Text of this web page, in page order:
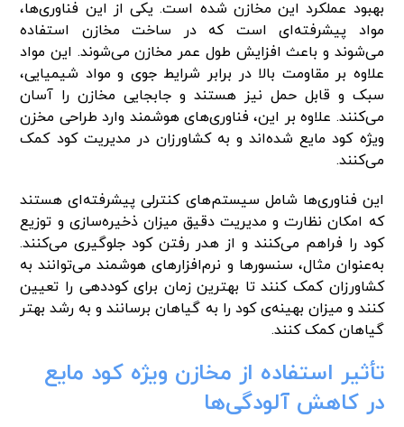
بهبود عملکرد این مخازن شده است. یکی از این فناوری‌ها،
مواد پیشرفته‌ای است که در ساخت مخازن استفاده
می‌شوند و باعث افزایش طول عمر مخازن می‌شوند. این مواد
علاوه بر مقاومت بالا در برابر شرایط جوی و مواد شیمیایی،
سبک و قابل حمل نیز هستند و جابجایی مخازن را آسان
می‌کنند. علاوه بر این، فناوری‌های هوشمند وارد طراحی مخزن
ویژه کود مایع شده‌اند و به کشاورزان در مدیریت کود کمک
می‌کنند.
این فناوری‌ها شامل سیستم‌های کنترلی پیشرفته‌ای هستند
که امکان نظارت و مدیریت دقیق میزان ذخیره‌سازی و توزیع
کود را فراهم می‌کنند و از هدر رفتن کود جلوگیری می‌کنند.
به‌عنوان مثال، سنسورها و نرم‌افزارهای هوشمند می‌توانند به
کشاورزان کمک کنند تا بهترین زمان برای کوددهی را تعیین
کنند و میزان بهینه‌ی کود را به گیاهان برسانند و به رشد بهتر
گیاهان کمک کنند.
تأثیر استفاده از مخازن ویژه کود مایع
در کاهش آلودگی‌ها